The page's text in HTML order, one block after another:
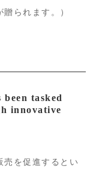
られます。）
been tasked
innovative
売を促進するとい